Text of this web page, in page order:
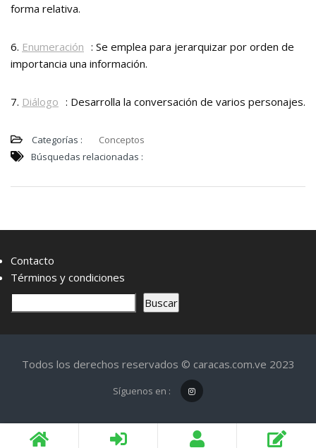
forma relativa.
6. Enumeración : Se emplea para jerarquizar por orden de
importancia una información.
7. Diálogo : Desarrolla la conversación de varios personajes.
Categorías :
Conceptos
Búsquedas relacionadas :
Contacto
Términos y condiciones
u
s
Buscar
Todos los derechos reservados © caracas.com.ve 2023
Síguenos en :